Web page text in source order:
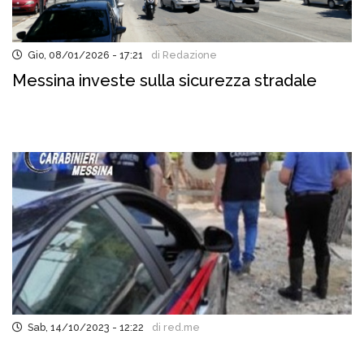
Gio, 08/01/2026 - 17:21 di Redazione
Messina investe sulla sicurezza stradale
Sab, 14/10/2023 - 12:22 di red.me